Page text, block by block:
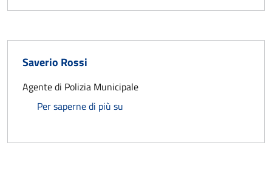
Saverio Rossi
Agente di Polizia Municipale
Per saperne di più su